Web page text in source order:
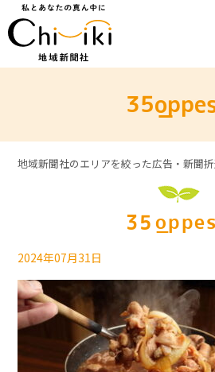
地域新聞社のエリアを絞った広告・新聞
2024年07月31日